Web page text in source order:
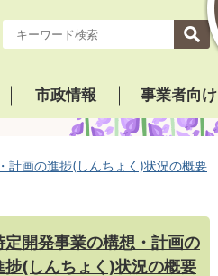
市政情報 事業者向け
計画の進捗(しんちょく)状況の概要
定開発事業の構想・計画の
捗(しんちょく)状況の概要